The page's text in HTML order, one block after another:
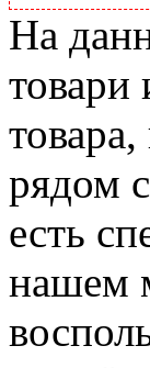
На
товари
рядом
есть
нашем